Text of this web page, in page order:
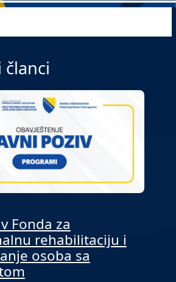
članci
Fonda za
rehabilitaciju i
osoba sa